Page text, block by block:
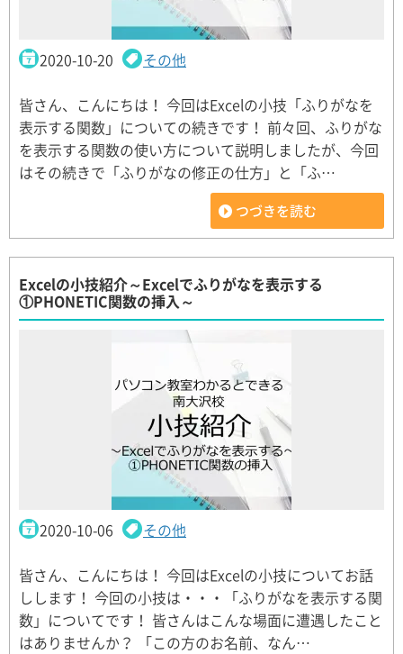
2020-10-20 その他
皆さん、こんにちは！ 今回はExcelの小技「ふりがなを
表示する関数」についての続きです！ 前々回、ふりがな
を表示する関数の使い方について説明しましたが、今回
はその続きで「ふりがなの修正の仕方」と「ふ…
つづきを読む
Excelの小技紹介～Excelでふりがなを表示する
①PHONETIC関数の挿入～
2020-10-06 その他
皆さん、こんにちは！ 今回はExcelの小技についてお話
しします！ 今回の小技は・・・「ふりがなを表示する関
数」についてです！ 皆さんはこんな場面に遭遇したこと
はありませんか？ 「この方のお名前、なん…